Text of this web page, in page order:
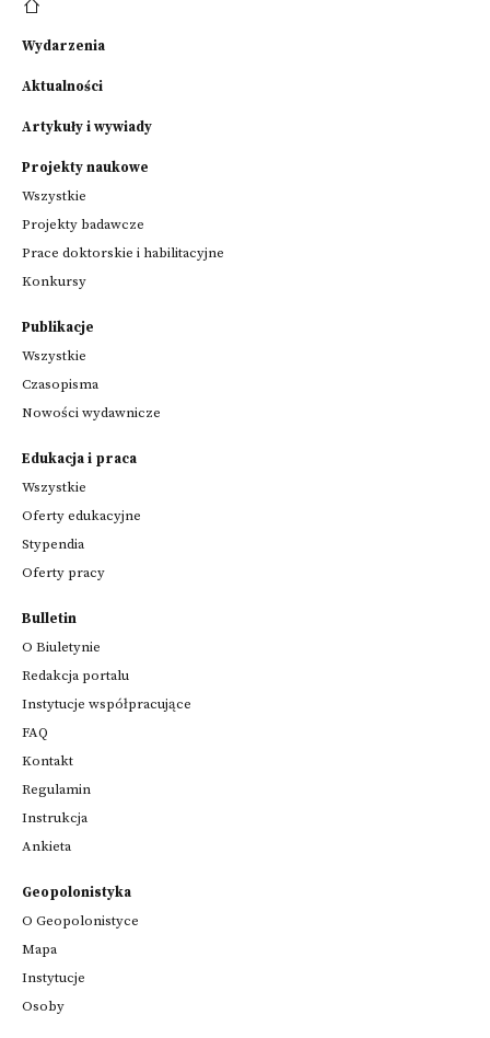
Wydarzenia
Aktualności
Artykuły i wywiady
Projekty naukowe
Wszystkie
Projekty badawcze
Prace doktorskie i habilitacyjne
Konkursy
Publikacje
Wszystkie
Czasopisma
Nowości wydawnicze
Edukacja i praca
Wszystkie
Oferty edukacyjne
Stypendia
Oferty pracy
Bulletin
O Biuletynie
Redakcja portalu
Instytucje współpracujące
FAQ
Kontakt
Regulamin
Instrukcja
Ankieta
Geopolonistyka
O Geopolonistyce
Mapa
Instytucje
Osoby